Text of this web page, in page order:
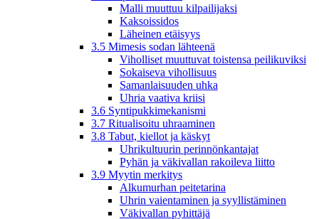
Malli muuttuu kilpailijaksi
Kaksoissidos
Läheinen etäisyys
3.5 Mimesis sodan lähteenä
Viholliset muuttuvat toistensa peilikuviksi
Sokaiseva vihollisuus
Samanlaisuuden uhka
Uhria vaativa kriisi
3.6 Syntipukkimekanismi
3.7 Ritualisoitu uhraaminen
3.8 Tabut, kiellot ja käskyt
Uhrikultuurin perinnönkantajat
Pyhän ja väkivallan rakoileva liitto
3.9 Myytin merkitys
Alkumurhan peitetarina
Uhrin vaientaminen ja syyllistäminen
Väkivallan pyhittäjä